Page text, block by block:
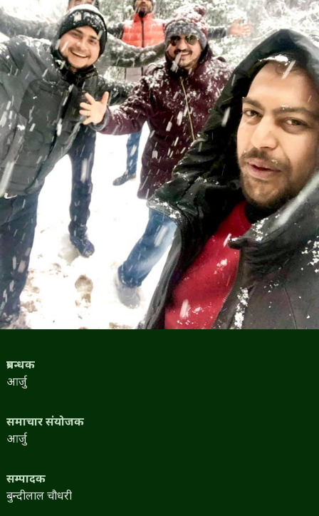
प्रबन्धक
आर्जु
समाचार संयोजक
आर्जु
सम्पादक
बुन्दीलाल चौधरी